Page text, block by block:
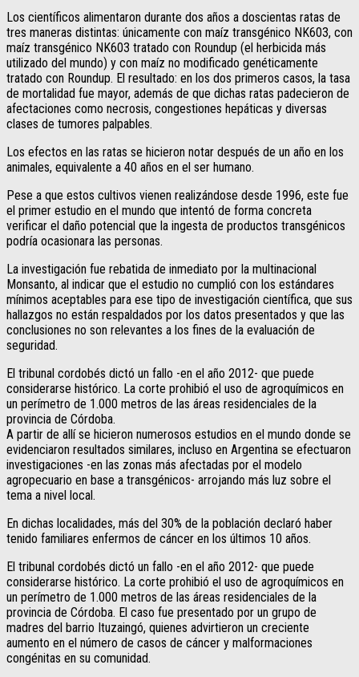
Los científicos alimentaron durante dos años a doscientas ratas de
tres maneras distintas: únicamente con maíz transgénico NK603, con
maíz transgénico NK603 tratado con Roundup (el herbicida más
utilizado del mundo) y con maíz no modificado genéticamente
tratado con Roundup. El resultado: en los dos primeros casos, la tasa
de mortalidad fue mayor, además de que dichas ratas padecieron de
afectaciones como necrosis, congestiones hepáticas y diversas
clases de tumores palpables.
Los efectos en las ratas se hicieron notar después de un año en los
animales, equivalente a 40 años en el ser humano.
Pese a que estos cultivos vienen realizándose desde 1996, este fue
el primer estudio en el mundo que intentó de forma concreta
verificar el daño potencial que la ingesta de productos transgénicos
podría ocasionara las personas.
La investigación fue rebatida de inmediato por la multinacional
Monsanto, al indicar que el estudio no cumplió con los estándares
mínimos aceptables para ese tipo de investigación científica, que sus
hallazgos no están respaldados por los datos presentados y que las
conclusiones no son relevantes a los fines de la evaluación de
seguridad.
El tribunal cordobés dictó un fallo -en el año 2012- que puede
considerarse histórico. La corte prohibió el uso de agroquímicos en
un perímetro de 1.000 metros de las áreas residenciales de la
provincia de Córdoba.
A partir de allí se hicieron numerosos estudios en el mundo donde se
evidenciaron resultados similares, incluso en Argentina se efectuaron
investigaciones -en las zonas más afectadas por el modelo
agropecuario en base a transgénicos- arrojando más luz sobre el
tema a nivel local.
En dichas localidades, más del 30% de la población declaró haber
tenido familiares enfermos de cáncer en los últimos 10 años.
El tribunal cordobés dictó un fallo -en el año 2012- que puede
considerarse histórico. La corte prohibió el uso de agroquímicos en
un perímetro de 1.000 metros de las áreas residenciales de la
provincia de Córdoba. El caso fue presentado por un grupo de
madres del barrio Ituzaingó, quienes advirtieron un creciente
aumento en el número de casos de cáncer y malformaciones
congénitas en su comunidad.